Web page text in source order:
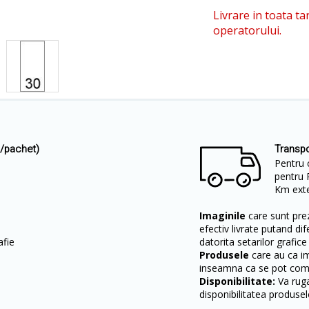
Livrare in toata
operatorului.
pachet)
Pentru
pentru
Km
Imaginile care sunt
efectiv livrate putand
datorita setarilor grafice
Produsele care au ca
inseamna ca se pot
Disponibilitate: Va
disponibilitatea